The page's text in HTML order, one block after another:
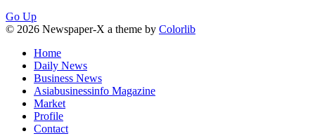
Go Up
© 2026 Newspaper-X a theme by Colorlib
Home
Daily News
Business News
Asiabusinessinfo Magazine
Market
Profile
Contact